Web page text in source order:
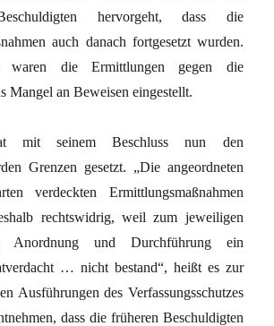
hervorgeht, dass die
auch danach fortgesetzt wurden.
die Ermittlungen gegen die
Mangel an Beweisen eingestellt.
mit seinem Beschluss nun den
Grenzen gesetzt. „Die angeordneten
verdeckten Ermittlungsmaßnahmen
rechtswidrig, weil zum jeweiligen
Anordnung und Durchführung ein
… nicht bestand“, heißt es zur
Ausführungen des Verfassungsschutzes
dass die früheren Beschuldigten